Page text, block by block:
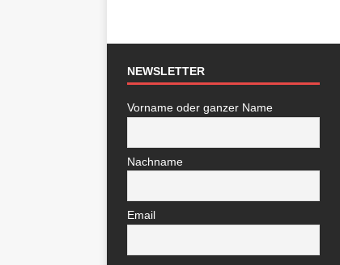
NEWSLETTER
Vorname oder ganzer Name
Nachname
Email